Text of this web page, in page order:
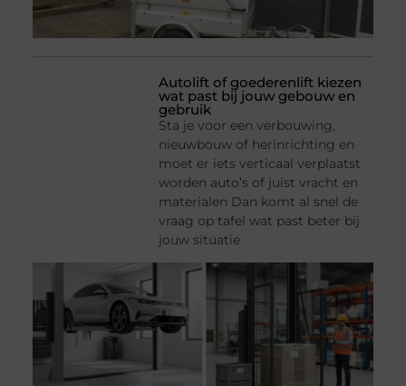
Autolift of goederenlift kiezen
wat past bij jouw gebouw en
gebruik
Sta je voor een verbouwing,
nieuwbouw of herinrichting en
moet er iets verticaal verplaatst
worden auto’s of juist vracht en
materialen Dan komt al snel de
vraag op tafel wat past beter bij
jouw situatie